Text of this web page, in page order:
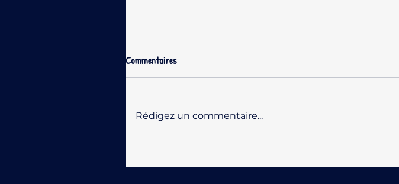
Commentaires
Rédigez un commentaire...